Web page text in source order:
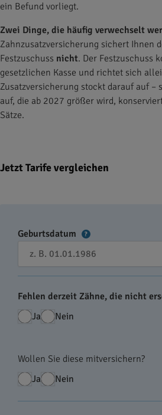
ein Befund vorliegt.
Zwei Dinge, die häufig verwechselt
Zahnzusatzversicherung sichert Ihnen
Festzuschuss nicht. Der Festzuschuss
gesetzlichen Kasse und richtet sich
Zusatzversicherung stockt darauf auf –
auf, die ab 2027 größer wird,
Sätze.
Jetzt Tarife vergleichen
Geburtsdatum ?
Fehlen derzeit Zähne, die nicht
Ja Nein
Wollen Sie diese mitversichern?
Ja
Nein